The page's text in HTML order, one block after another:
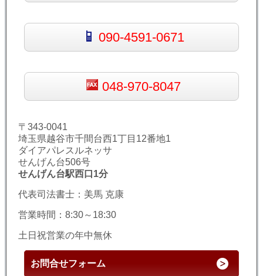
090-4591-0671
048-970-8047
〒343-0041
埼玉県越谷市千間台西1丁目12番地1
ダイアパレスルネッサ
せんげん台506号
せんげん台駅西口1分
代表司法書士：美馬 克康
営業時間：8:30～18:30
土日祝営業の年中無休
お問合せフォーム